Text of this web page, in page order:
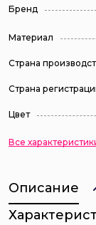
Бренд
Материал
Страна
Страна
Цвет
Все
Описание